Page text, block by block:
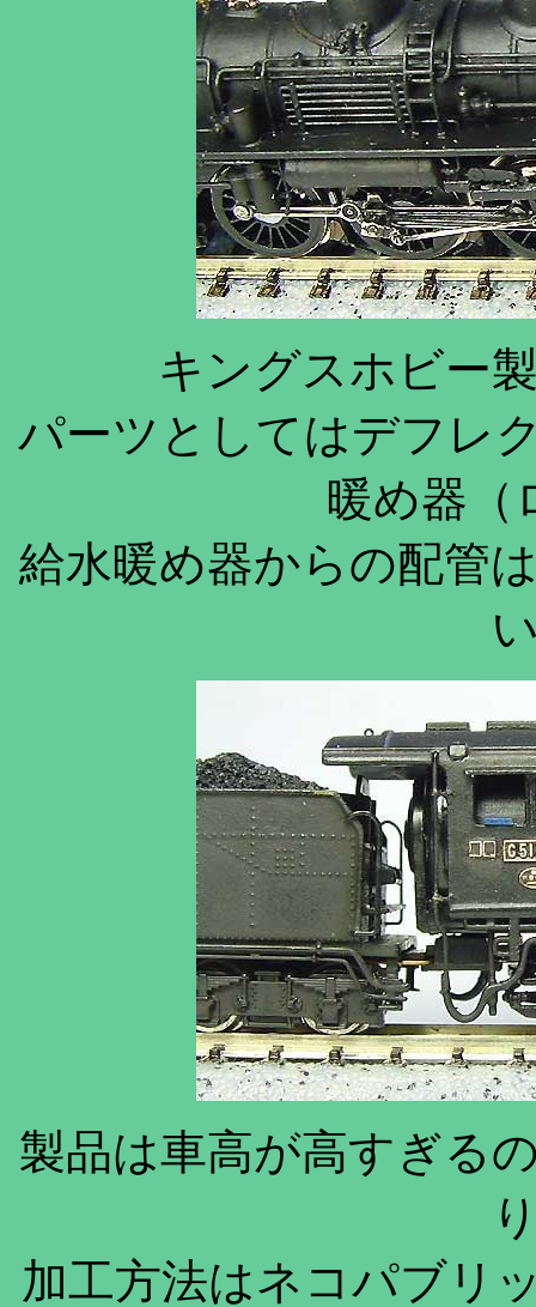
キングスホビー
パーツとしてはデフレ
暖め器（
給水暖め器からの配管
製品は車高が高すぎる
加工方法はネコパブリ